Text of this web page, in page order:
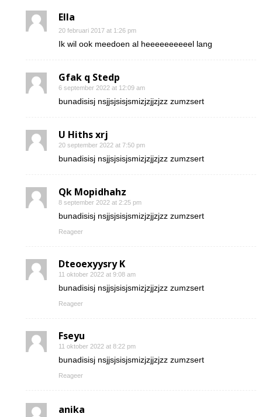
Ella
20 februari 2017 at 1:26 pm
Ik wil ook meedoen al heeeeeeeeeel lang
Gfak q Stedp
6 september 2022 at 12:09 am
bunadisisj nsjjsjsisjsmizjzjjzjzz zumzsert
U Hiths xrj
20 september 2022 at 7:50 pm
bunadisisj nsjjsjsisjsmizjzjjzjzz zumzsert
Qk Mopidhahz
8 september 2022 at 2:25 pm
bunadisisj nsjjsjsisjsmizjzjjzjzz zumzsert
Reageer
Dteoexyysry K
11 oktober 2022 at 9:08 am
bunadisisj nsjjsjsisjsmizjzjjzjzz zumzsert
Reageer
Fseyu
11 oktober 2022 at 8:22 pm
bunadisisj nsjjsjsisjsmizjzjjzjzz zumzsert
Reageer
anika